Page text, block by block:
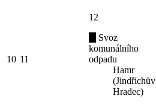
10 11
12
Svoz
komunálního
odpadu
Hamr
(Jindřichův
Hradec)